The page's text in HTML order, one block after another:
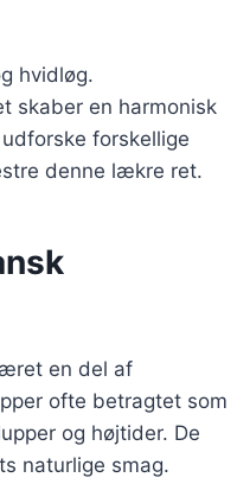
hvidløg.
skaber en harmonisk
forskellige
denne lækre ret.
en del af
ofte betragtet som
og højtider. De
naturlige smag.